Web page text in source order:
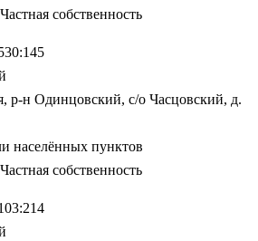
собственность
р-н Одинцовский, с/о Часцовский, д.
населённых пунктов
собственность